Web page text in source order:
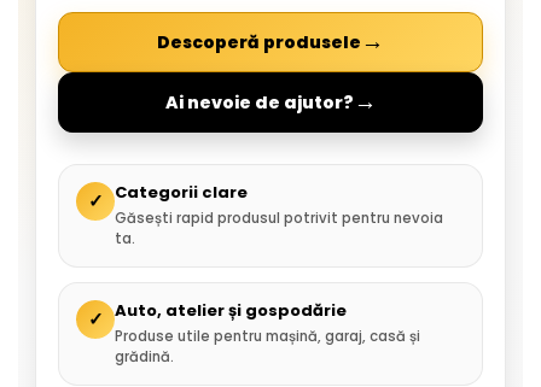
Descoperă produsele →
Ai nevoie de ajutor? →
✓ Categorii clare
Găsești rapid produsul potrivit pentru nevoia
ta.
✓ Auto, atelier și gospodărie
Produse utile pentru mașină, garaj, casă și
grădină.